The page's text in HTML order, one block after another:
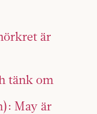
är
tänk om
May är